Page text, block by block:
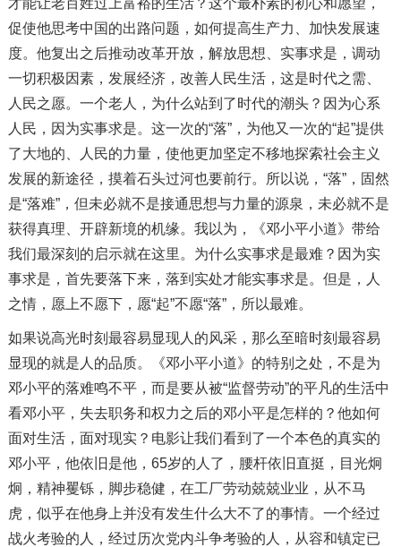
才能让老百姓过上富裕的生活？这个最朴素的初心和愿望，
促使他思考中国的出路问题，如何提高生产力、加快发展速
度。他复出之后推动改革开放，解放思想、实事求是，调动
一切积极因素，发展经济，改善人民生活，这是时代之需、
人民之愿。一个老人，为什么站到了时代的潮头？因为心系
人民，因为实事求是。这一次的“落”，为他又一次的“起”提供
了大地的、人民的力量，使他更加坚定不移地探索社会主义
发展的新途径，摸着石头过河也要前行。所以说，“落”，固然
是“落难”，但未必就不是接通思想与力量的源泉，未必就不是
获得真理、开辟新境的机缘。我以为，《邓小平小道》带给
我们最深刻的启示就在这里。为什么实事求是最难？因为实
事求是，首先要落下来，落到实处才能实事求是。但是，人
之情，愿上不愿下，愿“起”不愿“落”，所以最难。
如果说高光时刻最容易显现人的风采，那么至暗时刻最容易
显现的就是人的品质。《邓小平小道》的特别之处，不是为
邓小平的落难鸣不平，而是要从被“监督劳动”的平凡的生活中
看邓小平，失去职务和权力之后的邓小平是怎样的？他如何
面对生活，面对现实？电影让我们看到了一个本色的真实的
邓小平，他依旧是他，65岁的人了，腰杆依旧直挺，目光炯
炯，精神矍铄，脚步稳健，在工厂劳动兢兢业业，从不马
虎，似乎在他身上并没有发生什么大不了的事情。一个经过
战火考验的人，经过历次党内斗争考验的人，从容和镇定已